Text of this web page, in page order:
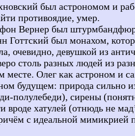
был астрономом и
противоядие, умер.
Вернер был
Готтский был монахом,
очевидно, девушкой из
столь разных людей из
месте. Олег как астроном и
будущем: природа сильно
полулебеди), сирены
вроде хатулей (отнюдь не
с идеальной